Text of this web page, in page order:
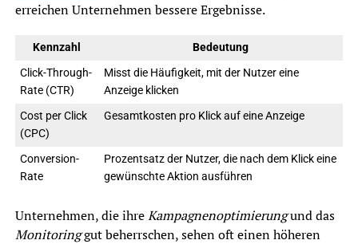
erreichen Unternehmen bessere Ergebnisse.
Kennzahl
Bedeutung
Click-Through-
Rate (CTR)
Misst die Häufigkeit, mit der Nutzer eine
Anzeige klicken
Cost per Click
(CPC)
Gesamtkosten pro Klick auf eine Anzeige
Conversion-
Rate
Prozentsatz der Nutzer, die nach dem Klick eine
gewünschte Aktion ausführen
Unternehmen, die ihreKampagnenoptimierungund das
Monitoringgut beherrschen, sehen oft einen höheren